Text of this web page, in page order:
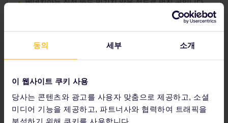
동의 세부 소개
이 웹사이트 쿠키 사용
당사는 콘텐츠와 광고를 사용자 맞춤으로 제공하고, 소셜
미디어 기능을 제공하고, 파트너사와 협력하여 트래픽을
분석하기 위해 쿠키를 사용합니다.
산마르코 대성당(St.
Mark's Basilica)은 놓치지 말고 꼭 방문해 보세요.
은 베네치아 여행의 숨은 묘미입니다.
바포레토(vaporetto)라고 불리는 수상 버스를 타고
가를 따라 산책을 즐기실 수 있습니다.